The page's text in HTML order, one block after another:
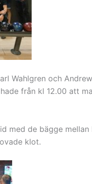
Wahlgren och
från kl 12.00 att
med de bägge mellan
klot.